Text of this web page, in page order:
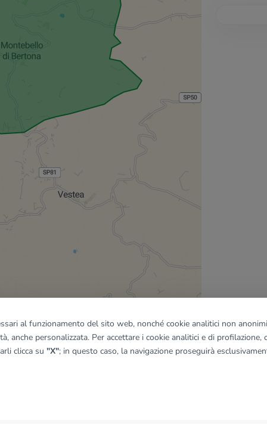
del riquadro
al funzionamento del sito web, nonché cookie analitici non
anche personalizzata. Per accettare i cookie analitici e di profilazione,
clicca su "X"; in questo caso, la navigazione proseguirà